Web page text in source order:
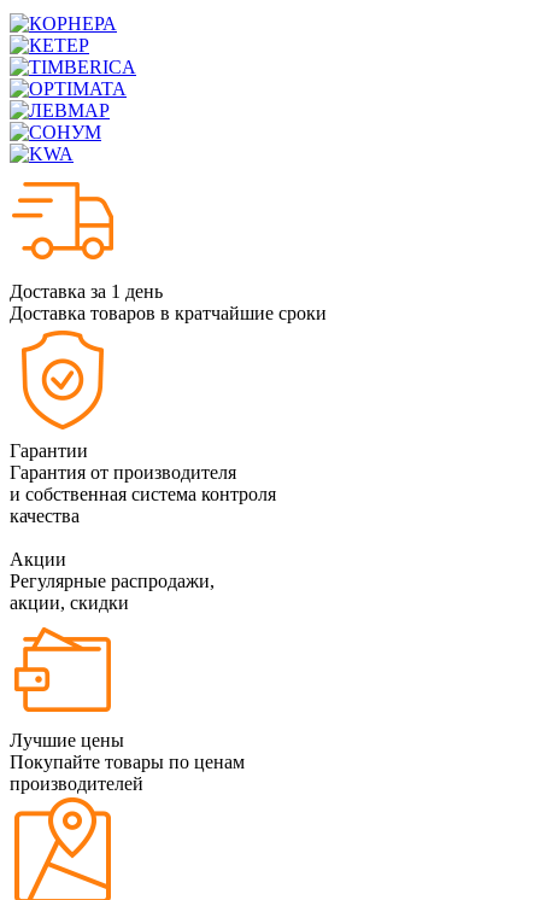
Доставка за 1 день
Доставка товаров в кратчайшие сроки
Гарантии
Гарантия от производителя
и собственная система контроля
качества
Акции
Регулярные распродажи,
акции, скидки
Лучшие цены
Покупайте товары по ценам
производителей